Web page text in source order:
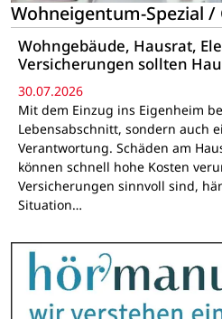
Wohneigentum-Spezial
Wohngebäude, Hausrat,
Versicherungen sollten
30.07.2026
Mit dem Einzug ins Eigenheim
Lebensabschnitt, sondern auch
Verantwortung. Schäden am
können schnell hohe Kosten
Versicherungen sinnvoll sind,
Situation…